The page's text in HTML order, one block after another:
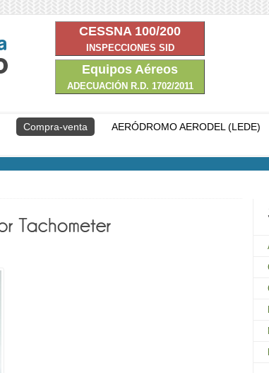
CESSNA 100/200
INSPECCIONES SID
Equipos Aéreos
ADECUACIÓN R.D. 1702/2011
Compra-venta AERÓDROMO AERODEL (LEDE)